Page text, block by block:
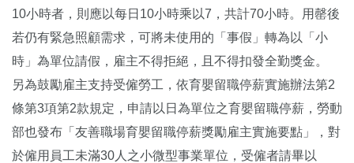
10小時者，則應以每日10小時乘以7，共計70小時。用罄後
若仍有緊急照顧需求，可將未使用的「事假」轉為以「小
時」為單位請假，雇主不得拒絕，且不得扣發全勤獎金。
另為鼓勵雇主支持受僱勞工，依育嬰留職停薪實施辦法第2
條第3項第2款規定，申請以日為單位之育嬰留職停薪，勞動
部也發布「友善職場育嬰留職停薪獎勵雇主實施要點」，對
於僱用員工未滿30人之小微型事業單位，受僱者請畢以